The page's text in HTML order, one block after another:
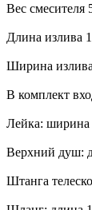
Вес смесителя
Длина излива
Ширина
В комплект
Лейка: ширина
Верхний душ:
Штанга